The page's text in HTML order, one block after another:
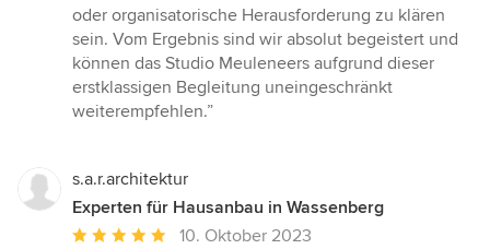
oder organisatorische Herausforderung zu klären
sein. Vom Ergebnis sind wir absolut begeistert und
können das Studio Meuleneers aufgrund dieser
erstklassigen Begleitung uneingeschränkt
weiterempfehlen.”
s.a.r.architektur
Experten für Hausanbau in Wassenberg
Durchschnittliche10. Oktober 2023